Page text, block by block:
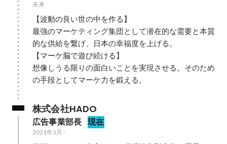
未来
【波動の良い世の中を作る】
最強のマーケティング集団として潜在的な需要と本質
的な供給を繋げ、日本の幸福度を上げる。
【マーケ脳で遊び続ける】
想像しうる限りの面白いことを実現させる。そのため
の手段としてマーケ力を鍛える。
株式会社HADO
広告事業部長 現在
2021年1月 -